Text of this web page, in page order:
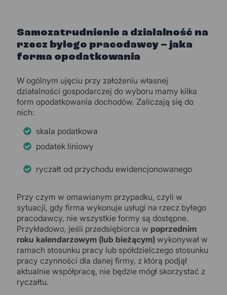
Samozatrudnienie a działalność na
rzecz byłego pracodawcy – jaka
forma opodatkowania
W ogólnym ujęciu przy założeniu własnej
działalności gospodarczej do wyboru mamy kilka
form opodatkowania dochodów. Zaliczają się do
nich:
skala podatkowa
podatek liniowy
ryczałt od przychodu ewidencjonowanego
Przy czym w omawianym przypadku, czyli w
sytuacji, gdy firma wykonuje usługi na rzecz byłego
pracodawcy, nie wszystkie formy są dostępne.
Przykładowo, jeśli przedsiębiorca w poprzednim
roku kalendarzowym (lub bieżącym) wykonywał w
ramach stosunku pracy lub spółdzielczego stosunku
pracy czynności dla danej firmy, z którą podjął
aktualnie współpracę, nie będzie mógł skorzystać z
ryczałtu.